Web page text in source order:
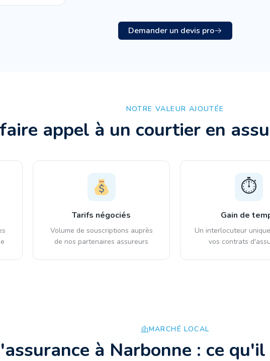
Demander un devis pro
NOTRE VALEUR AJOUTÉE
appel à un courtier en
Tarifs négociés
Volume de souscriptions auprès
de nos partenaires assureurs
⏱️
Gain de
Un interlocuteur
vos contrats
MARCHÉ LOCAL
à Narbonne : ce